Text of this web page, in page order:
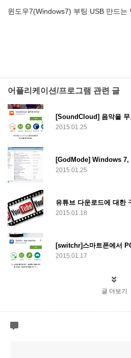
윈도우7(Windows7) 부팅 USB 만드는
어플리케이션/프로그램 관련 글
2015.01.25
2015.01.25
유튜브 다운로드에 대한
2015.01.18
2015.01.17
글 더보기